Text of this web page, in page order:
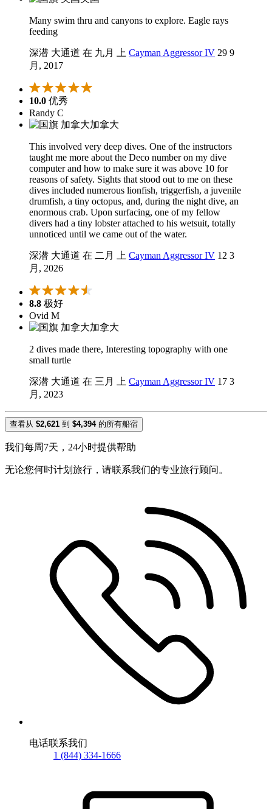
Many swim thru and canyons to explore. Eagle rays
feeding
深潜 大通道 在 九月 上 Cayman Aggressor IV 29 9
月, 2017
10.0 优秀
Randy C
加拿大
This involved very deep dives. One of the instructors
taught me more about the Deco number on my dive
computer and how to make sure it was above 10 for
reasons of safety. Sights that stood out to me on these
dives included numerous lionfish, triggerfish, a juvenile
drumfish, a tiny octopus, and, during the night dive, an
enormous crab. Upon surfacing, one of my fellow
divers had a tiny lobster attached to his wetsuit, totally
unnoticed until we came out of the water.
深潜 大通道 在 二月 上 Cayman Aggressor IV 12 3
月, 2026
8.8 极好
Ovid M
加拿大
2 dives made there, Interesting topography with one
small turtle
深潜 大通道 在 三月 上 Cayman Aggressor IV 17 3
月, 2023
查看从 $2,621 到 $4,394 的所有船宿
我们每周7天，24小时提供帮助
无论您何时计划旅行，请联系我们的专业旅行顾问。
电话联系我们
1 (844) 334-1666